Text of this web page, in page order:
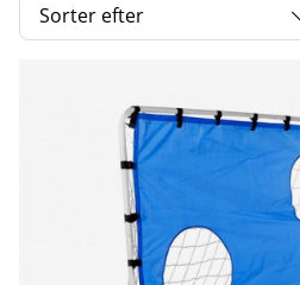
Sorter efter